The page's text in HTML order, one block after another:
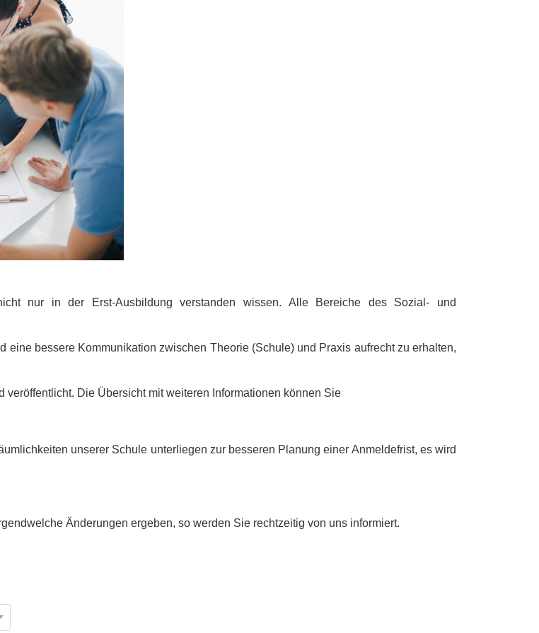
nur in der Erst-Ausbildung verstanden wissen. Alle Bereiche des Sozial- und
bessere Kommunikation zwischen Theorie (Schule) und Praxis aufrecht zu erhalten,
veröffentlicht. Die Übersicht mit weiteren Informationen können Sie
unserer Schule unterliegen zur besseren Planung einer Anmeldefrist, es wird
Änderungen ergeben, so werden Sie rechtzeitig von uns informiert.